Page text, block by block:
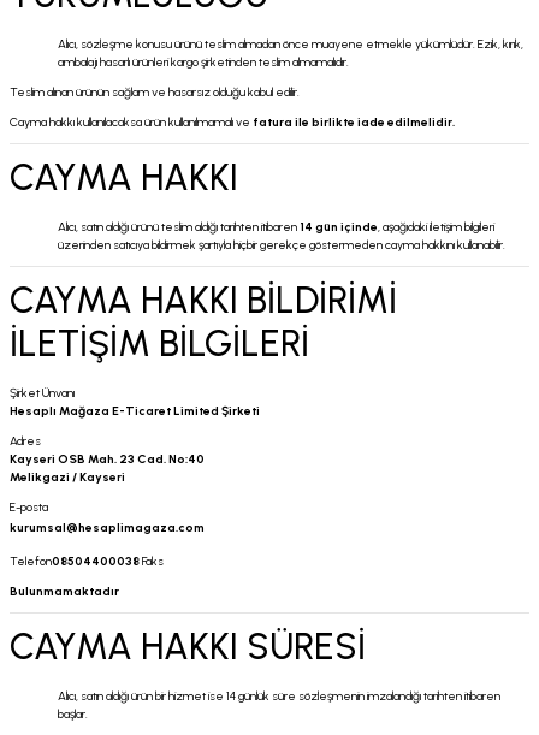
Alıcı, sözleşme konusu ürünü teslim almadan önce muayene etmekle yükümlüdür. Ezik, kırık,
ambalajı hasarlı ürünleri kargo şirketinden teslim almamalıdır.
Teslim alınan ürünün sağlam ve hasarsız olduğu kabul edilir.
Cayma hakkı kullanılacaksa ürün kullanılmamalı ve fatura ile birlikte iade edilmelidir.
CAYMA HAKKI
Alıcı, satın aldığı ürünü teslim aldığı tarihten itibaren 14 gün içinde, aşağıdaki iletişim bilgileri
üzerinden satıcıya bildirmek şartıyla hiçbir gerekçe göstermeden cayma hakkını kullanabilir.
CAYMA HAKKI BİLDİRİMİ
İLETİŞİM BİLGİLERİ
Şirket Ünvanı
Hesaplı Mağaza E-Ticaret Limited Şirketi
Adres
Kayseri OSB Mah. 23 Cad. No:40
Melikgazi / Kayseri
E-posta
kurumsal@hesaplimagaza.com
Telefon08504400038Faks
Bulunmamaktadır
CAYMA HAKKI SÜRESİ
Alıcı, satın aldığı ürün bir hizmet ise 14 günlük süre sözleşmenin imzalandığı tarihten itibaren
başlar.